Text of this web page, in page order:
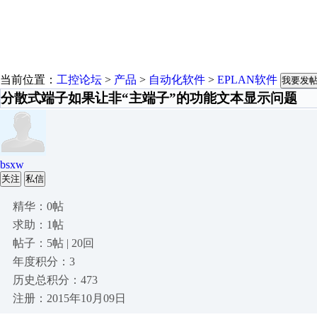
当前位置： 工控论坛 > 产品 > 自动化软件 > EPLAN软件 我要发
分散式端子如果让非“主端子”的功能文本显示问题
bsxw
关注 私信
精华：0帖
求助：1帖
帖子：5帖 | 20回
年度积分：3
历史总积分：473
注册：2015年10月09日